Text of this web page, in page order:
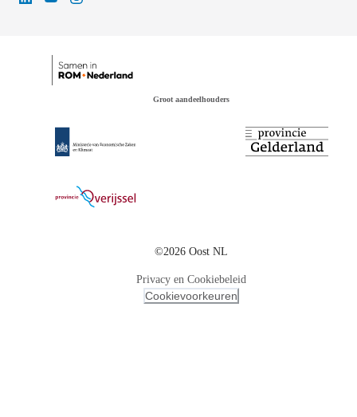
Groot aandeelhouders
©2026 Oost NL
Privacy en Cookiebeleid
Cookievoorkeuren